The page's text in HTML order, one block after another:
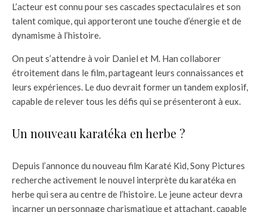
L’acteur est connu pour ses cascades spectaculaires et son
talent comique, qui apporteront une touche d’énergie et de
dynamisme à l’histoire.
On peut s’attendre à voir Daniel et M. Han collaborer
étroitement dans le film, partageant leurs connaissances et
leurs expériences. Le duo devrait former un tandem explosif,
capable de relever tous les défis qui se présenteront à eux.
Un nouveau karatéka en herbe ?
Depuis l’annonce du nouveau film Karaté Kid, Sony Pictures
recherche activement le nouvel interprète du karatéka en
herbe qui sera au centre de l’histoire. Le jeune acteur devra
incarner un personnage charismatique et attachant, capable